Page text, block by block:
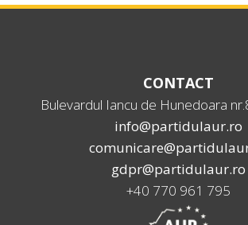
CONTACT
Bulevardul Iancu de Hunedoara
info@partidulaur.ro
gdpr@partidulaur.ro
+40 770 961 795